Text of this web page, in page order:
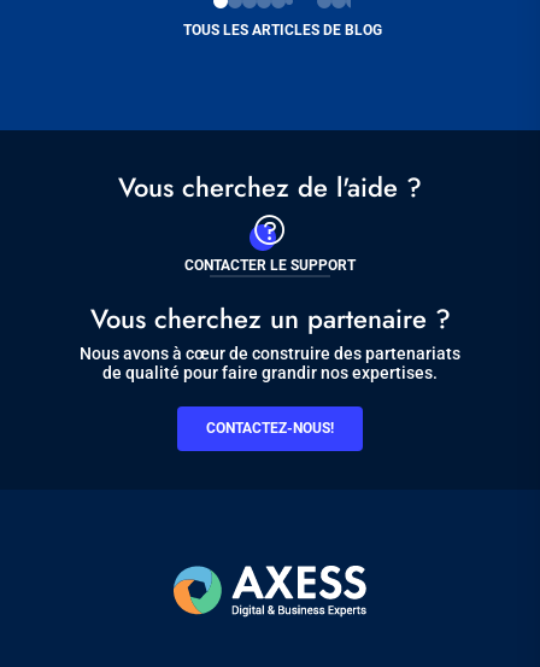
TOUS LES ARTICLES DE BLOG
Vous cherchez de l'aide ?
CONTACTER LE SUPPORT
Vous cherchez un partenaire ?
Nous avons à cœur de construire des partenariats
de qualité pour faire grandir nos expertises.
CONTACTEZ-NOUS!